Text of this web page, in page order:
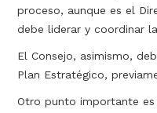
proceso, aunque es el
debe liderar y coordinar
El Consejo, asimismo,
Plan Estratégico,
Otro punto importante